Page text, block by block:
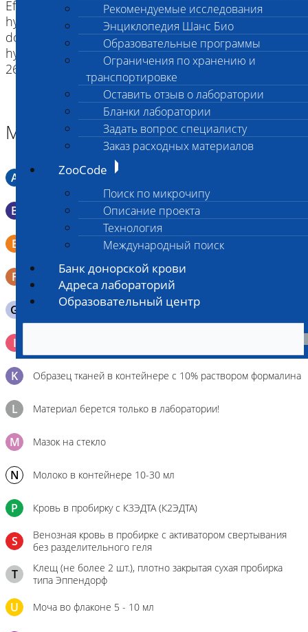
Рекомендуемые исследования
Энциклопедия Шанс Био
Образовательные программы
Ограничения по хранению и
транспортировке
Оставить отзыв о лаборатории
Бланки лаборатории
Задать вопрос специалисту
Заказ расходных материалов
ZooCode
Поиск по микрочипу
Описание проекта
Технология
Международный поиск
Банк донорской крови
Адреса лабораторий
Образовательный центр
Effects of IV and ICV hypocretin-1 (orexin A) in
hypocretin receptor-2 gene mutated narcoleptic
dogs and IV hypocretin-1 replacement therapy in a
hypocretin-ligand-deficient narcoleptic dog. // Sleep
26:953-9, 2003.
Материал
A Мазок в пробирку со средой Кери-Блера
B Мазок в пробирку со средой Эймса (Стюарта)
E
Смывы со слизистых в пробирку Эппендорфа (с
физраствором 0.5 мл)
F Кал в контейнере с ложечкой
G Содержимое желудка 10-30 мл
I
K Образец тканей в контейнере с 10% раствором формалина
L Материал берется только в лаборатории!
M Мазок на стекло
N Молоко в контейнере 10-30 мл
P Кровь в пробирку с К3ЭДТА (К2ЭДТА)
S
Венозная кровь в пробирке с активатором свертывания
без разделительного геля
T
Клещ (не более 2 шт.), плотно закрытая сухая пробирка
типа Эппендорф
U Моча во флаконе 5 - 10 мл